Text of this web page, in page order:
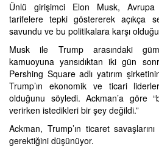
Ünlü girişimci Elon Musk, Avrupa
tarifelere tepki göstererek açıkça
savundu ve bu politikalara karşı
Musk ile Trump arasındaki
kamuoyuna yansıdıktan iki gün
Pershing Square adlı yatırım
Trump’ın ekonomik ve ticari
olduğunu söyledi. Ackman’a göre
verirken istedikleri bir şey değildi.”
Ackman, Trump’ın ticaret
gerektiğini düşünüyor.